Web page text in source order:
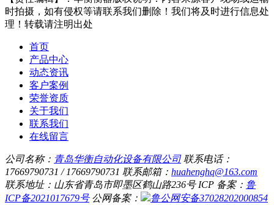
时拍摄，如有侵权等请联系我们删除！我们将及时进行信息处
理！转载请注明出处
首页
产品中心
动态资讯
客户案例
荣誉资质
关于我们
联系我们
在线留言
公司名称： 青岛华衡自动化设备有限公司 联系电话：
17669790731 / 17669790731 联系邮箱： huahenghq@163.com
联系地址：山东省青岛市即墨区鹤山路236号 ICP 备案： 鲁
ICP备2021017679号 公网备案：
鲁公网安备37028202000854